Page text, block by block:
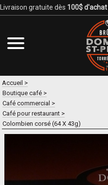
Livraison gratuite dès 100$ d'achat
Accueil
Boutique café
Café commercial
Café pour restaurant
Colombien corsé (64 X 43g)